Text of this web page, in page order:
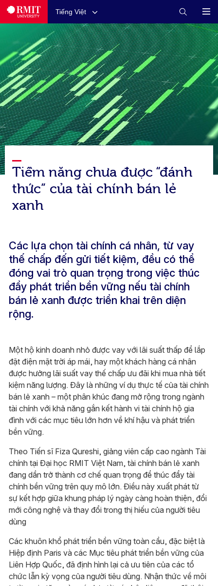
Tiếng Việt
Tiềm năng chưa được “đánh
thức” của tài chính bán lẻ
xanh
Các lựa chọn tài chính cá nhân, từ vay
thế chấp đến gửi tiết kiệm, đều có thể
đóng vai trò quan trọng trong việc thúc
đẩy phát triển bền vững nếu tài chính
bán lẻ xanh được triển khai trên diện
rộng.
Một hộ kinh doanh nhỏ được vay với lãi suất thấp để lắp
đặt điện mặt trời áp mái, hay một khách hàng cá nhân
được hưởng lãi suất vay thế chấp ưu đãi khi mua nhà tiết
kiệm năng lượng. Đây là những ví dụ thực tế của tài chính
bán lẻ xanh – một phân khúc đang mở rộng trong ngành
tài chính với khả năng gắn kết hành vi tài chính hộ gia
đình với các mục tiêu lớn hơn về khí hậu và phát triển
bền vững.
Theo Tiến sĩ Fiza Qureshi, giảng viên cấp cao ngành Tài
chính tại Đại học RMIT Việt Nam, tài chính bán lẻ xanh
đang dần trở thành cơ chế quan trọng để thúc đẩy tài
chính bền vững trên quy mô lớn. Điều này xuất phát từ
sự kết hợp giữa khung pháp lý ngày càng hoàn thiện, đổi
mới công nghệ và thay đổi trong thị hiếu của người tiêu
dùng
Các khuôn khổ phát triển bền vững toàn cầu, đặc biệt là
Hiệp định Paris và các Mục tiêu phát triển bền vững của
Liên Hợp Quốc, đã định hình lại cả ưu tiên của các tổ
chức lẫn kỳ vọng của người tiêu dùng. Nhận thức về môi